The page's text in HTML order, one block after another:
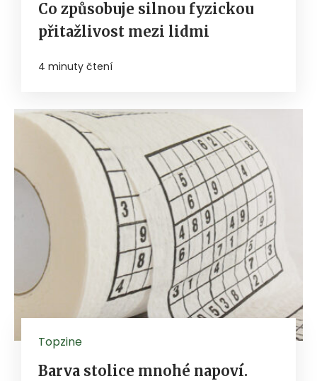
Co způsobuje silnou fyzickou
přitažlivost mezi lidmi
4 minuty čtení
Topzine
Barva stolice mnohé napoví.